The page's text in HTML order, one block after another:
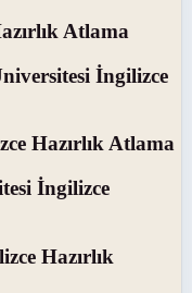
Atlama
İngilizce
Hazırlık Atlama
İngilizce
Hazırlık